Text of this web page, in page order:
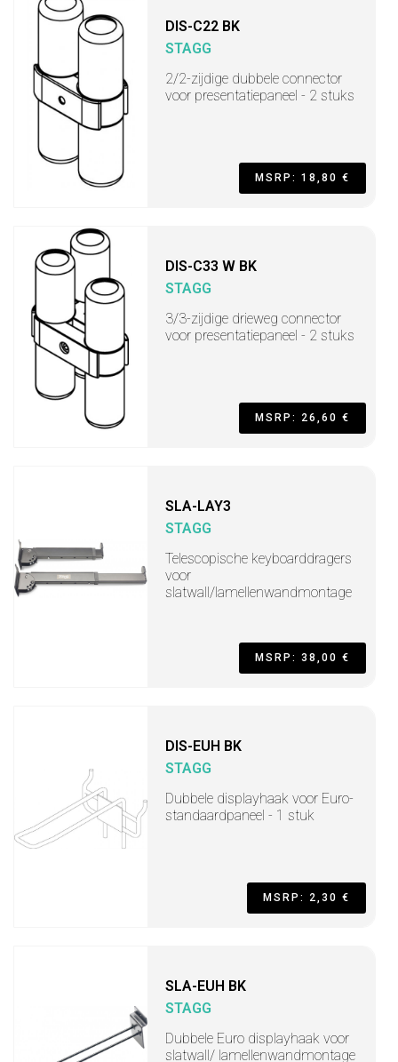
DIS-C22 BK
STAGG
2/2-zijdige dubbele connector
voor presentatiepaneel - 2 stuks
MSRP: 18,80 €
DIS-C33 W BK
STAGG
3/3-zijdige drieweg connector
voor presentatiepaneel - 2 stuks
MSRP: 26,60 €
SLA-LAY3
STAGG
Telescopische keyboarddragers
voor
slatwall/lamellenwandmontage
MSRP: 38,00 €
DIS-EUH BK
STAGG
Dubbele displayhaak voor Euro-
standaardpaneel - 1 stuk
MSRP: 2,30 €
SLA-EUH BK
STAGG
Dubbele Euro displayhaak voor
slatwall/ lamellenwandmontage